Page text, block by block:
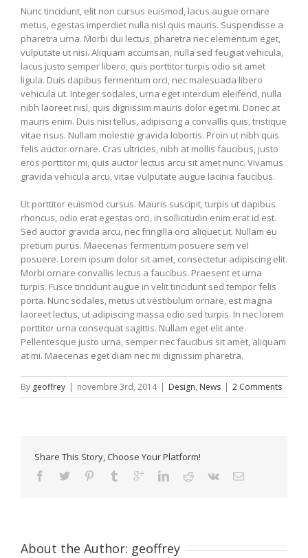
Nunc tincidunt, elit non cursus euismod, lacus augue ornare
metus, egestas imperdiet nulla nisl quis mauris. Suspendisse a
pharetra urna. Morbi dui lectus, pharetra nec elementum eget,
vulputate ut nisi. Aliquam accumsan, nulla sed feugiat vehicula,
lacus justo semper libero, quis porttitor turpis odio sit amet
ligula. Duis dapibus fermentum orci, nec malesuada libero
vehicula ut. Integer sodales, urna eget interdum eleifend, nulla
nibh laoreet nisl, quis dignissim mauris dolor eget mi. Donec at
mauris enim. Duis nisi tellus, adipiscing a convallis quis, tristique
vitae risus. Nullam molestie gravida lobortis. Proin ut nibh quis
felis auctor ornare. Cras ultricies, nibh at mollis faucibus, justo
eros porttitor mi, quis auctor lectus arcu sit amet nunc. Vivamus
gravida vehicula arcu, vitae vulputate augue lacinia faucibus.
Ut porttitor euismod cursus. Mauris suscipit, turpis ut dapibus
rhoncus, odio erat egestas orci, in sollicitudin enim erat id est.
Sed auctor gravida arcu, nec fringilla orci aliquet ut. Nullam eu
pretium purus. Maecenas fermentum posuere sem vel
posuere. Lorem ipsum dolor sit amet, consectetur adipiscing elit.
Morbi ornare convallis lectus a faucibus. Praesent et urna
turpis. Fusce tincidunt augue in velit tincidunt sed tempor felis
porta. Nunc sodales, metus ut vestibulum ornare, est magna
laoreet lectus, ut adipiscing massa odio sed turpis. In nec lorem
porttitor urna consequat sagittis. Nullam eget elit ante.
Pellentesque justo urna, semper nec faucibus sit amet, aliquam
at mi. Maecenas eget diam nec mi dignissim pharetra.
By geoffrey | novembre 3rd, 2014 | Design, News | 2 Comments
Share This Story, Choose Your Platform!
About the Author: geoffrey